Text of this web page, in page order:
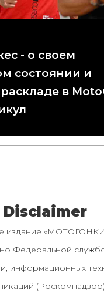
- о своем
состоянии и
в
Disclaimer
издание
Федеральной
информационных
(Роскомнадзор)